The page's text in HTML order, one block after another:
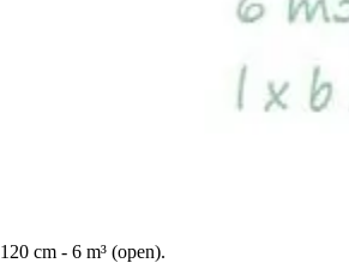
120 cm - 6 m³ (open).